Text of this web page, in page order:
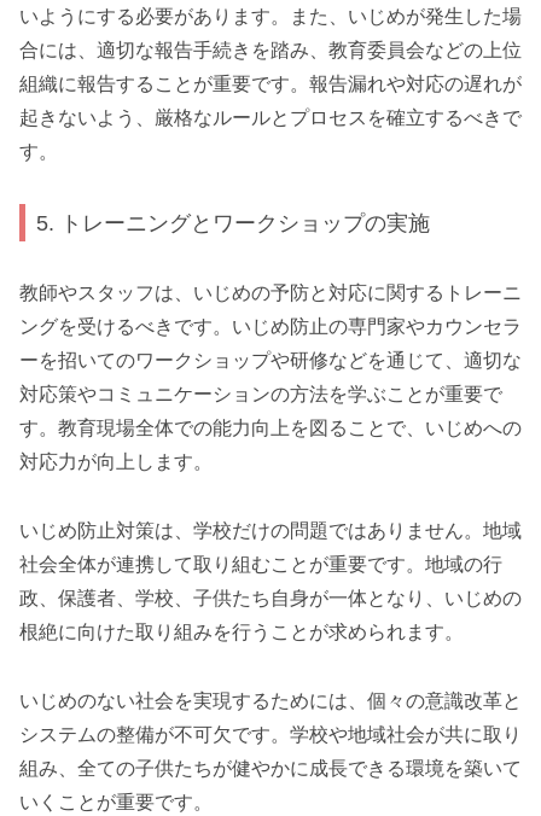
いようにする必要があります。また、いじめが発生した場
合には、適切な報告手続きを踏み、教育委員会などの上位
組織に報告することが重要です。報告漏れや対応の遅れが
起きないよう、厳格なルールとプロセスを確立するべきで
す。
5. トレーニングとワークショップの実施
教師やスタッフは、いじめの予防と対応に関するトレーニ
ングを受けるべきです。いじめ防止の専門家やカウンセラ
ーを招いてのワークショップや研修などを通じて、適切な
対応策やコミュニケーションの方法を学ぶことが重要で
す。教育現場全体での能力向上を図ることで、いじめへの
対応力が向上します。
いじめ防止対策は、学校だけの問題ではありません。地域
社会全体が連携して取り組むことが重要です。地域の行
政、保護者、学校、子供たち自身が一体となり、いじめの
根絶に向けた取り組みを行うことが求められます。
いじめのない社会を実現するためには、個々の意識改革と
システムの整備が不可欠です。学校や地域社会が共に取り
組み、全ての子供たちが健やかに成長できる環境を築いて
いくことが重要です。